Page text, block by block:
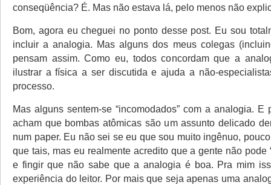
conseqüência? É. Mas não estava lá, pelo menos não
Bom, agora eu cheguei no ponto desse post. Eu sou
incluir a analogia. Mas alguns dos meus colegas
pensam assim. Como eu, todos concordam que a
ilustrar a física a ser discutida e ajuda a não-
processo.
Mas alguns sentem-se “incomodados” com a analogia. E
acham que bombas atômicas são um assunto delicado
num paper. Eu não sei se eu que sou muito ingênuo,
que tais, mas eu realmente acredito que a gente não pode
e fingir que não sabe que a analogia é boa. Pra mim
experiência do leitor. Por mais que seja apenas uma